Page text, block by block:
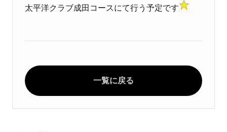
太平洋クラブ成田コースにて行う予定です
一覧に戻る